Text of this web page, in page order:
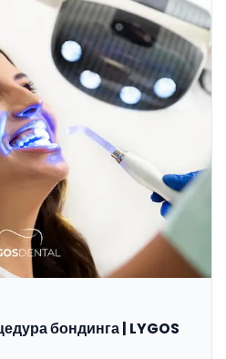
бондинга | LYGOS